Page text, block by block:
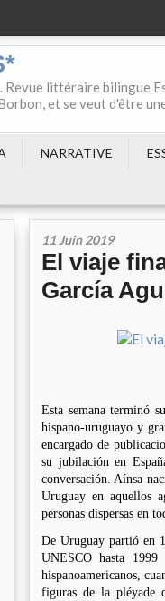
Revue littéraire bilingue
et se veut d'être
NARRATIVE
11 Juin 2019
El viaje
García
Esta semana terminó
hispano-uruguayo y
encargado de
su jubilación en
conversación. Aínsa
Uruguay en aquellos
personas dispersas en
De Uruguay partió en
UNESCO hasta
hispanoamericanos,
figuras de la pléyade